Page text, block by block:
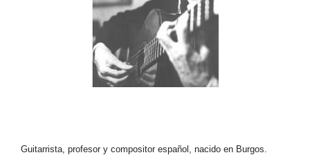
Guitarrista, profesor y compositor español, nacido en Burgos.